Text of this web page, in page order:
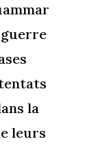
la
leurs